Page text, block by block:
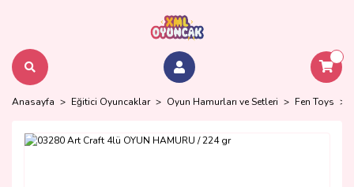
Anasayfa Eğitici Oyuncaklar Oyun Hamurları ve Setleri Fen Toys